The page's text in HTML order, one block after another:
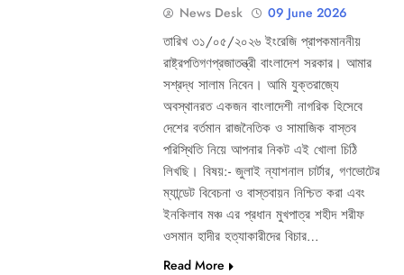
News Desk 09 June 2026
তারিখ ৩১/০৫/২০২৬ ইংরেজি প্রাপকমাননীয়
রাষ্ট্রপতিগণপ্রজাতন্ত্রী বাংলাদেশ সরকার। আমার
সশ্রদ্ধ সালাম নিবেন। আমি যুক্তরাজ্যে
অবস্থানরত একজন বাংলাদেশী নাগরিক হিসেবে
দেশের বর্তমান রাজনৈতিক ও সামাজিক বাস্তব
পরিস্থিতি নিয়ে আপনার নিকট এই খোলা চিঠি
লিখছি। বিষয়:- জুলাই ন্যাশনাল চার্টার, গণভোটের
ম্যান্ডেট বিবেচনা ও বাস্তবায়ন নিশ্চিত করা এবং
ইনকিলাব মঞ্চ এর প্রধান মুখপাত্র শহীদ শরীফ
ওসমান হাদীর হত্যাকারীদের বিচার…
Read More